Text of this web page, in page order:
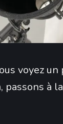
voyez un
passons à